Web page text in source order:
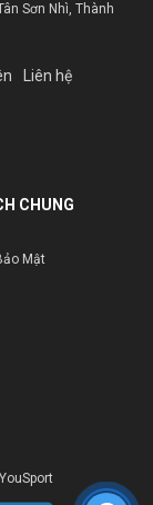
Sơn Nhì, Thành
Liên hệ
CHUNG
Mật